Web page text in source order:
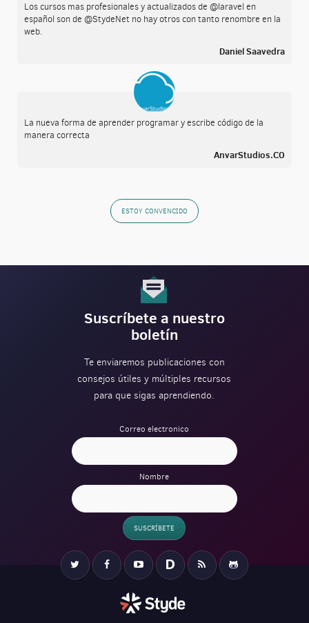
Los cursos mas profesionales y actualizados de @laravel en
español son de @StydeNet no hay otros con tanto renombre en la
web.
Daniel Saavedra
La nueva forma de aprender programar y escribe código de la
manera correcta
AnvarStudios.CO
ESTOY CONVENCIDO
Suscríbete a nuestro
boletín
Te enviaremos publicaciones con
consejos útiles y múltiples recursos
para que sigas aprendiendo.
Correo electronico
Nombre
SUSCRÍBETE
Verification
FacebookYouTube